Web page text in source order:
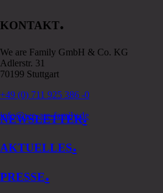
KONTAKT.
We are Family GmbH & Co. KG
Adlerstr. 31
70199 Stuttgart
+49 (0) 711 925 386 -0
info@we-are-family.de
NEWSLETTER.
AKTUELLES.
PRESSE.